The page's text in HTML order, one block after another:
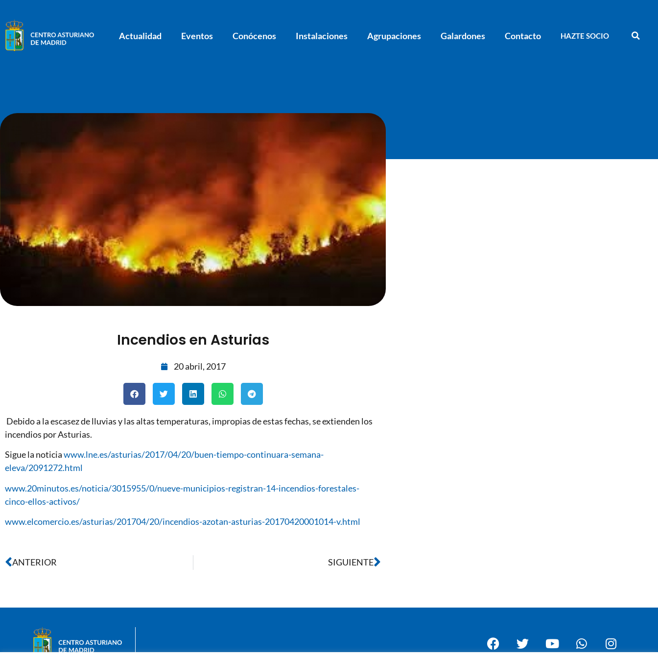
Actualidad Eventos Conócenos Instalaciones Agrupaciones Galardones Contacto HAZTE SOCIO
Incendios en Asturias
20 abril, 2017
Debido a la escasez de lluvias y las altas temperaturas, impropias de estas fechas, se extienden los
incendios por Asturias.
Sigue la noticiawww.lne.es/asturias/2017/04/20/buen-tiempo-continuara-semana-
eleva/2091272.html
www.20minutos.es/noticia/3015955/0/nueve-municipios-registran-14-incendios-forestales-
cinco-ellos-activos/
www.elcomercio.es/asturias/201704/20/incendios-azotan-asturias-20170420001014-v.html
ANTERIOR SIGUIENTE